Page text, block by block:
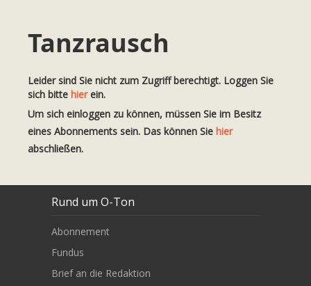
Tanzrausch
Leider sind Sie nicht zum Zugriff berechtigt. Loggen Sie
sich bitte hierein.
Um sich einloggen zu können, müssen Sie im Besitz
eines Abonnements sein. Das können Sie hier
abschließen.
Rund um O-Ton
Abonnement
Fundus
Brief an die Redaktion